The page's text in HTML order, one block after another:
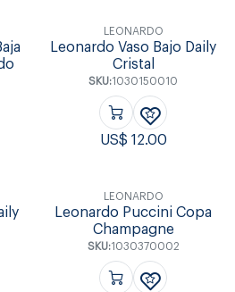
LEONARDO
Leonardo Vaso Bajo Daily
Cristal
SKU:1030150010
US$ 12.00
LEONARDO
Leonardo Puccini Copa
Champagne
SKU:1030370002